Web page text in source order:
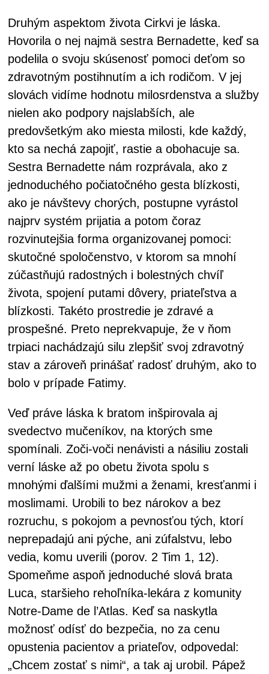
Druhým aspektom života Cirkvi je láska.
Hovorila o nej najmä sestra Bernadette, keď sa
podelila o svoju skúsenosť pomoci deťom so
zdravotným postihnutím a ich rodičom. V jej
slovách vidíme hodnotu milosrdenstva a služby
nielen ako podpory najslabších, ale
predovšetkým ako miesta milosti, kde každý,
kto sa nechá zapojiť, rastie a obohacuje sa.
Sestra Bernadette nám rozprávala, ako z
jednoduchého počiatočného gesta blízkosti,
ako je návštevy chorých, postupne vyrástol
najprv systém prijatia a potom čoraz
rozvinutejšia forma organizovanej pomoci:
skutočné spoločenstvo, v ktorom sa mnohí
zúčastňujú radostných i bolestných chvíľ
života, spojení putami dôvery, priateľstva a
blízkosti. Takéto prostredie je zdravé a
prospešné. Preto neprekvapuje, že v ňom
trpiaci nachádzajú silu zlepšiť svoj zdravotný
stav a zároveň prinášať radosť druhým, ako to
bolo v prípade Fatimy.
Veď práve láska k bratom inšpirovala aj
svedectvo mučeníkov, na ktorých sme
spomínali. Zoči-voči nenávisti a násiliu zostali
verní láske až po obetu života spolu s
mnohými ďalšími mužmi a ženami, kresťanmi i
moslimami. Urobili to bez nárokov a bez
rozruchu, s pokojom a pevnosťou tých, ktorí
neprepadajú ani pýche, ani zúfalstvu, lebo
vedia, komu uverili (porov. 2 Tim 1, 12).
Spomeňme aspoň jednoduché slová brata
Luca, staršieho rehoľníka-lekára z komunity
Notre-Dame de l’Atlas. Keď sa naskytla
možnosť odísť do bezpečia, no za cenu
opustenia pacientov a priateľov, odpovedal:
„Chcem zostať s nimi“, a tak aj urobil. Pápež